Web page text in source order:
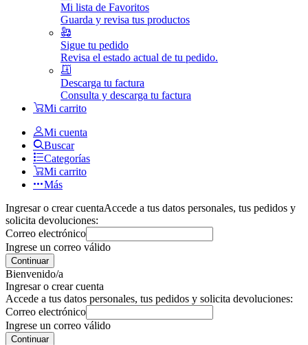
Mi lista de Favoritos
Guarda y revisa tus productos
Sigue tu pedido
Revisa el estado actual de tu pedido.
Descarga tu factura
Consulta y descarga tu factura
Mi carrito
Mi cuenta
Buscar
Categorías
Mi carrito
Más
Ingresar o crear cuentaAccede a tus datos personales, tus pedidos y
solicita devoluciones:
Correo electrónico
Ingrese un correo válido
Continuar
Bienvenido/a
Ingresar o crear cuenta
Accede a tus datos personales, tus pedidos y solicita devoluciones:
Correo electrónico
Ingrese un correo válido
Continuar